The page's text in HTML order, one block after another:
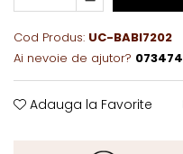
Cod Produs: UC-BABI7202
Ai nevoie de ajutor?
Adauga la Favorite